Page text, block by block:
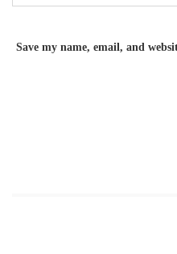
Save my name, email, and